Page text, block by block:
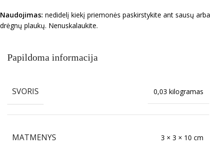
Naudojimas: nedidelį kiekį priemonės paskirstykite ant sausų arba
drėgnų plaukų. Nenuskalaukite.
Papildoma informacija
SVORIS 0,03 kilogramas
MATMENYS 3 × 3 × 10 cm